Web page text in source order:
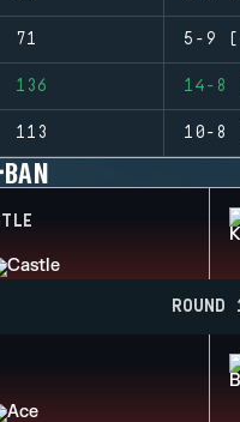
71 5-9
136 14-8
113 10-8
ROUND